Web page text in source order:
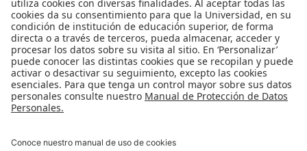
Bogotá, Colombia.